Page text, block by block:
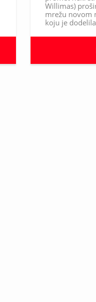
Willimas)
mrežu novom
koju je